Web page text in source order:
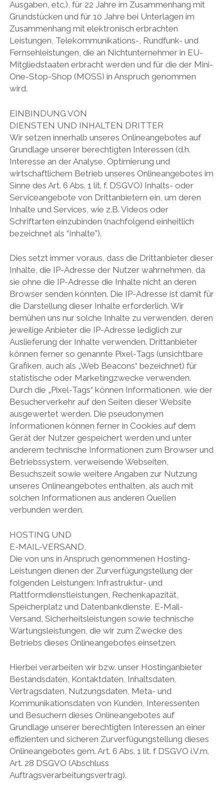
Ausgaben, etc.), für 22 Jahre im Zusammenhang mit
Grundstücken und für 10 Jahre bei Unterlagen im
Zusammenhang mit elektronisch erbrachten
Leistungen, Telekommunikations-, Rundfunk- und
Fernsehleistungen, die an Nichtunternehmer in EU-
Mitgliedstaaten erbracht werden und für die der Mini-
One-Stop-Shop (MOSS) in Anspruch genommen
wird.
EINBINDUNG VON
DIENSTEN UND INHALTEN DRITTER
Wir setzen innerhalb unseres Onlineangebotes auf
Grundlage unserer berechtigten Interessen (d.h.
Interesse an der Analyse, Optimierung und
wirtschaftlichem Betrieb unseres Onlineangebotes im
Sinne des Art. 6 Abs. 1 lit. f. DSGVO) Inhalts- oder
Serviceangebote von Drittanbietern ein, um deren
Inhalte und Services, wie z.B. Videos oder
Schriftarten einzubinden (nachfolgend einheitlich
bezeichnet als “Inhalte”).
Dies setzt immer voraus, dass die Drittanbieter dieser
Inhalte, die IP-Adresse der Nutzer wahrnehmen, da
sie ohne die IP-Adresse die Inhalte nicht an deren
Browser senden könnten. Die IP-Adresse ist damit für
die Darstellung dieser Inhalte erforderlich. Wir
bemühen uns nur solche Inhalte zu verwenden, deren
jeweilige Anbieter die IP-Adresse lediglich zur
Auslieferung der Inhalte verwenden. Drittanbieter
können ferner so genannte Pixel-Tags (unsichtbare
Grafiken, auch als „Web Beacons“ bezeichnet) für
statistische oder Marketingzwecke verwenden.
Durch die „Pixel-Tags“ können Informationen, wie der
Besucherverkehr auf den Seiten dieser Website
ausgewertet werden. Die pseudonymen
Informationen können ferner in Cookies auf dem
Gerät der Nutzer gespeichert werden und unter
anderem technische Informationen zum Browser und
Betriebssystem, verweisende Webseiten,
Besuchszeit sowie weitere Angaben zur Nutzung
unseres Onlineangebotes enthalten, als auch mit
solchen Informationen aus anderen Quellen
verbunden werden.
HOSTING UND
E-MAIL-VERSAND,
Die von uns in Anspruch genommenen Hosting-
Leistungen dienen der Zurverfügungstellung der
folgenden Leistungen: Infrastruktur- und
Plattformdienstleistungen, Rechenkapazität,
Speicherplatz und Datenbankdienste, E-Mail-
Versand, Sicherheitsleistungen sowie technische
Wartungsleistungen, die wir zum Zwecke des
Betriebs dieses Onlineangebotes einsetzen.
Hierbei verarbeiten wir bzw. unser Hostinganbieter
Bestandsdaten, Kontaktdaten, Inhaltsdaten,
Vertragsdaten, Nutzungsdaten, Meta- und
Kommunikationsdaten von Kunden, Interessenten
und Besuchern dieses Onlineangebotes auf
Grundlage unserer berechtigten Interessen an einer
effizienten und sicheren Zurverfügungstellung dieses
Onlineangebotes gem. Art. 6 Abs. 1 lit. f DSGVO i.V.m.
Art. 28 DSGVO (Abschluss
Auftragsverarbeitungsvertrag).